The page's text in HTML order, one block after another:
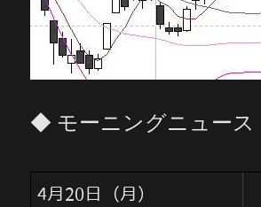
◆ モーニングニュース
4月20日（月）